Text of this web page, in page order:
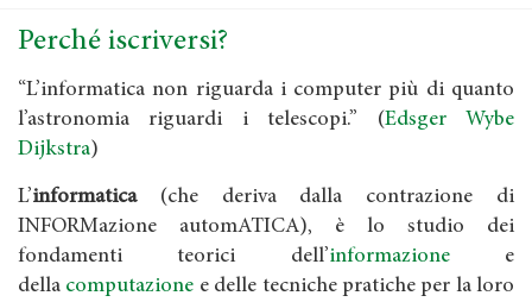
Perché iscriversi?
“L’informatica non riguarda i computer più di quanto
l’astronomia riguardi i telescopi.” (Edsger Wybe
Dijkstra)
L’informatica(che deriva dalla contrazione di
INFORMazione automATICA), è lo studio dei
fondamenti teorici dell’informazionee
della computazione e delle tecniche pratiche per la loro